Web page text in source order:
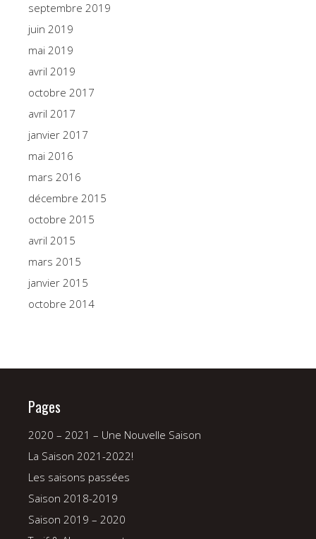
septembre 2019
juin 2019
mai 2019
avril 2019
octobre 2017
avril 2017
janvier 2017
mai 2016
mars 2016
décembre 2015
octobre 2015
avril 2015
mars 2015
janvier 2015
octobre 2014
Pages
2020 – 2021 – Une Nouvelle Saison
La Saison 2021-2022!
Les saisons passées
Saison 2018-2019
Saison 2019 – 2020